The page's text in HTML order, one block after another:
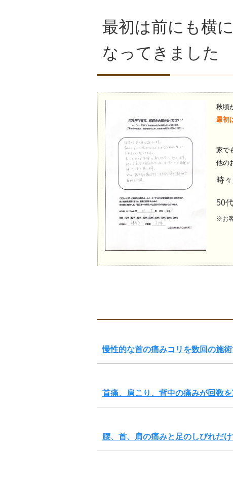
最初は前にも横
なってきました
秋頃
最初
家で
他の
時
50
※お
慢性的な首の痛みコリを数回の施
首痛、肩こり、背中の痛みが回数
腰、首、肩の痛みと足のしびれだ